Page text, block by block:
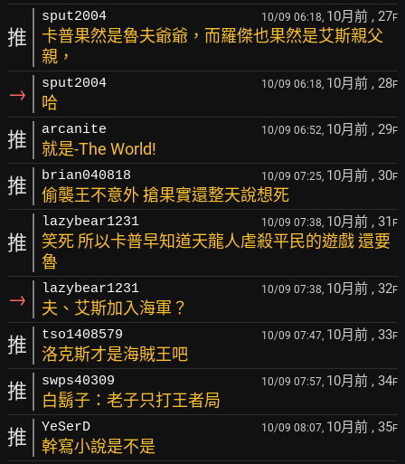
推
sput2004 10/09 06:18, 10月前 , 27F
卡普果然是魯夫爺爺，而羅傑也果然是艾斯親父
親，
→ sput2004 10/09 06:18, 10月前 , 28F
哈
推 arcanite 10/09 06:52, 10月前 , 29F
就是-The World!
推 brian040818 10/09 07:25, 10月前 , 30F
偷襲王不意外 搶果實還整天說想死
推
lazybear1231 10/09 07:38, 10月前 , 31 F
笑死 所以卡普早知道天龍人虐殺平民的遊戲 還要
魯
→ lazybear1231 10/09 07:38, 10月前 , 32F
夫、艾斯加入海軍？
推 tso1408579 10/09 07:47, 10月前 , 33F
洛克斯才是海賊王吧
推 swps40309 10/09 07:57, 10月前 , 34F
白鬍子：老子只打王者局
推 YeSerD 10/09 08:07, 10月前 , 35F
幹寫小說是不是